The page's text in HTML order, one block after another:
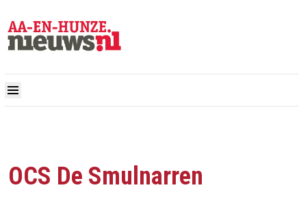
OCS De Smulnarren